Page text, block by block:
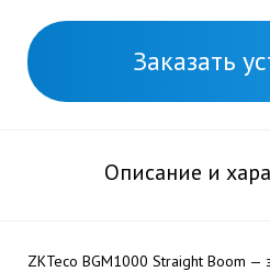
Заказать
Описание и
ZKTeco BGM1000 Straight Boom —